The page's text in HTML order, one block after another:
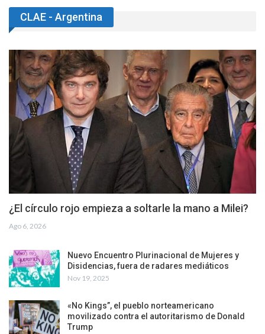
CLAE - Argentina
¿El círculo rojo empieza a soltarle la mano a Milei?
Ago 6, 2026
Nuevo Encuentro Plurinacional de Mujeres y
Disidencias, fuera de radares mediáticos
Nov 19, 2025
«No Kings”, el pueblo norteamericano
movilizado contra el autoritarismo de Donald
Trump